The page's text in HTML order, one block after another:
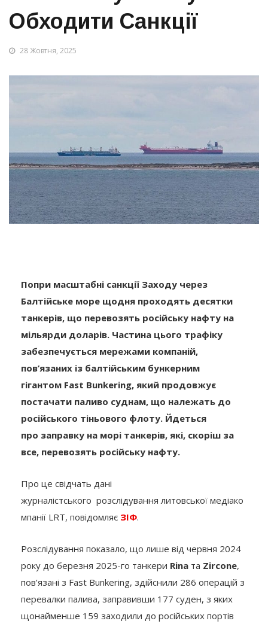
Обходити Санкції
Балтійське море щодня проходять десятки
танкерів, що перевозять російську нафту на
мільярди доларів. Частина цього трафіку
забезпечується мережами компаній,
пов’язаних із балтійським бункерним
гігантом Fast Bunkering, який продовжує
постачати паливо суднам, що належать до
російського тіньового флоту. Йдеться
про заправку на морі танкерів, які, скоріш за
все, перевозять російську нафту.
журналістського розслідування литовської медіако
мпанії LRT, повідомляєЗІФ.
року до березня 2025-го танкери RinaтаZircone,
пов’язані з Fast Bunkering, здійснили 286 операцій з
перевалки палива, заправивши 177 суден, з яких
щонайменше 159 заходили до російських портів
до або після цих операцій.